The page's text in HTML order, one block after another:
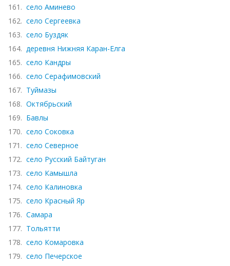
161. село Аминево
162. село Сергеевка
163. село Буздяк
164. деревня Нижняя Каран-Елга
165. село Кандры
166. село Серафимовский
167. Туймазы
168. Октябрьский
169. Бавлы
170. село Соковка
171. село Северное
172. село Русский Байтуган
173. село Камышла
174. село Калиновка
175. село Красный Яр
176. Самара
177. Тольятти
178. село Комаровка
179. село Печерское